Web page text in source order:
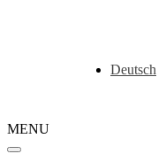
Deutsch
MENU